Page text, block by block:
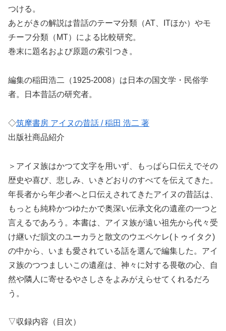
つける。
あとがきの解説は昔話のテーマ分類（AT、ITほか）やモ
チーフ分類（MT）による比較研究。
巻末に題名および原題の索引つき。
編集の稲田浩二（1925-2008）は日本の国文学・民俗学
者。日本昔話の研究者。
◇筑摩書房 アイヌの昔話 / 稲田 浩二 著
出版社商品紹介
＞アイヌ族はかつて文字を用いず、もっぱら口伝えでその
歴史や喜び、悲しみ、いきどおりのすべてを伝えてきた。
年長者から年少者へと口伝えされてきたアイヌの昔話は、
もっとも純粋かつゆたかで奥深い伝承文化の遺産の一つと
言えるであろう。本書は、アイヌ族が遠い祖先から代々受
け継いだ韻文のユーカラと散文のウエペケレ(トゥイタク)
の中から、いまも愛されている話を選んで編集した。アイ
ヌ族のつつましいこの遺産は、神々に対する畏敬の心、自
然や隣人に寄せるやさしさをよみがえらせてくれるだろ
う。
▽収録内容（目次）